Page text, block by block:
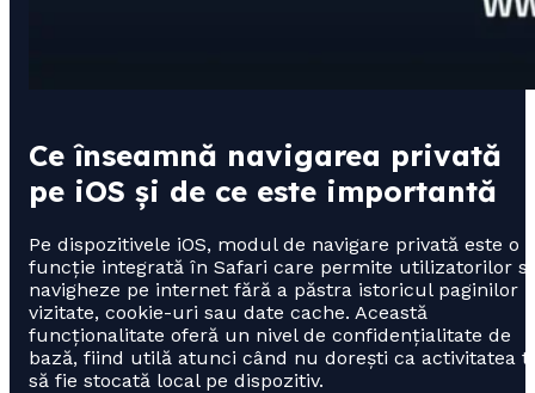
Ce înseamnă navigarea privată
pe iOS și de ce este importantă
Pe dispozitivele iOS, modul de navigare privată este o
funcție integrată în Safari care permite utilizatorilor
navigheze pe internet fără a păstra istoricul paginilor
vizitate, cookie-uri sau date cache. Această
funcționalitate oferă un nivel de confidențialitate de
bază, fiind utilă atunci când nu dorești ca activitatea
să fie stocată local pe dispozitiv.